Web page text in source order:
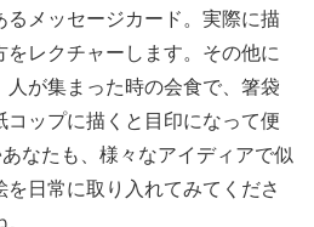
05:29
07:41
08:17
13:40
るメッセージカード。実際に描
をレクチャーします。その他に
人が集まった時の会食で、箸袋
コップに描くと目印になって便
なたも、様々なアイディアで似
を日常に取り入れてみてくださ